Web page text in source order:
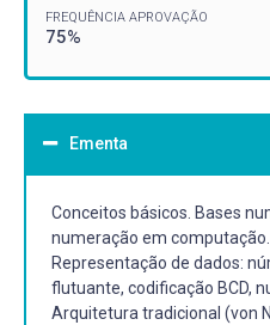
FREQUÊNCIA APROVAÇÃO
75%
Ementa
Conceitos básicos. Bases
numeração em
Representação de dados:
flutuante, codificação BCD,
Arquitetura tradicional (von